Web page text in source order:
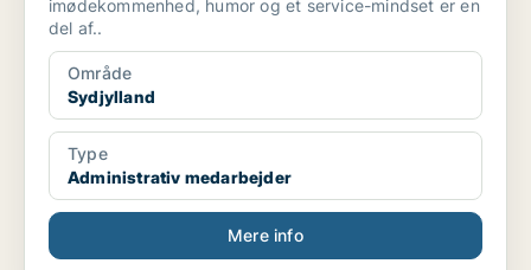
imødekommenhed, humor og et service-mindset er en
del af..
Område
Sydjylland
Type
Administrativ medarbejder
Mere info